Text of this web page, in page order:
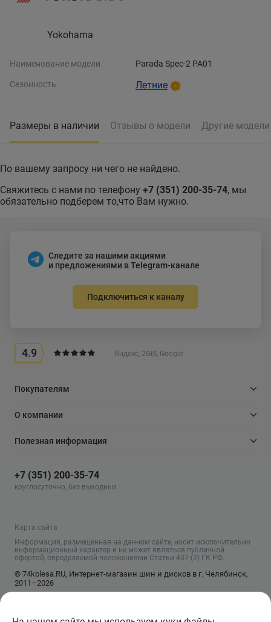
Yokohama
Наименование модели Parada Spec-2 PA01
Сезонность Летние
Размеры в наличии Отзывы о модели Другие
По вашему запросу ни чего не найдено.
Свяжитесь с нами по телефону +7 (351) 200-35-74, мы
обязательно подберем то,что Вам нужно.
Следите за нашими акциями
и предложениями в Telegram-канале
Подключиться к каналу
4.9 Яндекс, 2GIS, Google
Покупателям
О компании
Полезная информация
+7 (351) 200-35-74
круглосуточно, без выходных
Карта сайта
Информация, размещенная на данном сайте, носит исключительно
информационный характер и не может являться публичной
офертой, определяемой положениями Статьи 437 (2) ГК РФ.
© 74kolesa.RU, Интернет-магазин шин и дисков в г. Челябинск,
2011–2026